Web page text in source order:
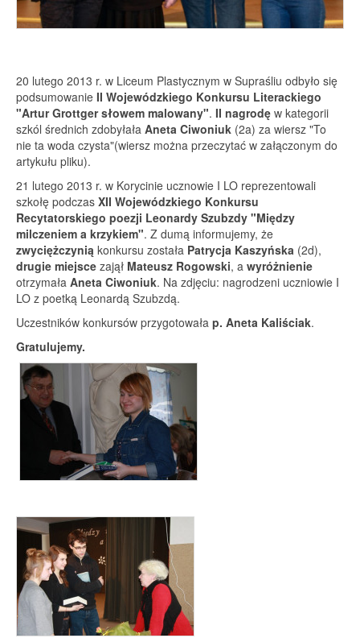
20 lutego 2013 r. w Liceum Plastycznym w Supraśliu odbyło się
podsumowanie II Wojewódzkiego Konkursu Literackiego
"Artur Grottger słowem malowany". II nagrodę w kategorii
szkól średnich zdobyłała Aneta Ciwoniuk (2a) za wiersz "To
nie ta woda czysta"(wiersz można przeczytać w załączonym do
artykułu pliku).
21 lutego 2013 r. w Korycinie ucznowie I LO reprezentowali
szkołę podczas XII Wojewódzkiego Konkursu
Recytatorskiego poezji Leonardy Szubzdy "Między
milczeniem a krzykiem". Z dumą informujemy, że
zwyciężczynią konkursu została Patrycja Kaszyńska (2d),
drugie miejsce zajął Mateusz Rogowski, a wyróżnienie
otrzymała Aneta Ciwoniuk. Na zdjęciu: nagrodzeni uczniowie I
LO z poetką Leonardą Szubzdą.
Uczestników konkursów przygotowała p. Aneta Kaliściak.
Gratulujemy.